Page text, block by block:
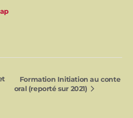
Formation Initiation au conte
oral (reporté sur 2021)